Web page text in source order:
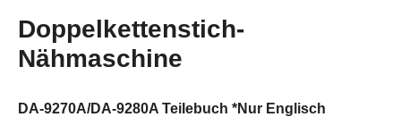
Doppelkettenstich-
Nähmaschine
DA-9270A/DA-9280A Teilebuch *Nur Englisch